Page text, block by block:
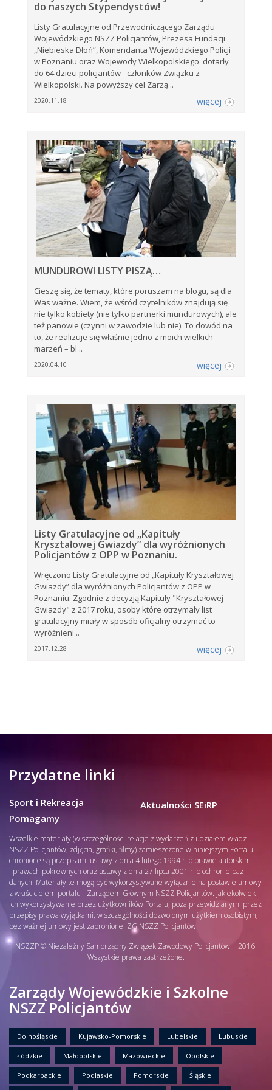
do naszych Stypendystów!
Listy Gratulacyjne od Przewodniczącego Zarządu
Wojewódzkiego NSZZ Policjantów, Prezesa Fundacji
„Niebieska Dłoń”, Komendanta Wojewódzkiego Policji
w Poznaniu oraz Wojewody Wielkopolskiego dotarły
do 64 dzieci policjantów - członków Związku z
Wielkopolski. Na powyższy cel Zarzą ..
2020.11.18 więcej
MUNDUROWI LISTY PISZĄ…
Cieszę się, że tematy, które poruszam na blogu, są dla
Was ważne. Wiem, że wśród czytelników znajdują się
nie tylko kobiety (nie tylko partnerki mundurowych), ale
też panowie (czynni w zawodzie lub nie). To dowód na
to, że realizuje się właśnie jedno z moich wielkich
marzeń – bl ..
2020.04.10 więcej
Listy Gratulacyjne od „Kapituły
Kryształowej Gwiazdy” dla wyróżnionych
Policjantów z OPP w Poznaniu.
Wręczono Listy Gratulacyjne od „Kapituły Kryształowej
Gwiazdy” dla wyróżnionych Policjantów z OPP w
Poznaniu. Zgodnie z decyzją Kapituły "Kryształowej
Gwiazdy" z 2017 roku, osoby które otrzymały list
gratulacyjny miały w sposób oficjalny otrzymać to
wyróżnieni ..
2017.12.28 więcej
Przydatne linki
Sport i Rekreacja
Pomagamy
Aktualności SEiRP
Wszelkie materiały (w szczególności relacje z wydarzeń z udziałem władz
NSZZ Policjantów, zdjęcia, grafiki, filmy) zamieszczone w niniejszym Portalu
chronione są przepisami ustawy z dnia 4 lutego 1994 r. o prawie autorskim
i prawach pokrewnych oraz ustawy z dnia 27 lipca 2001 r. o ochronie baz
danych. Materiały te mogą być wykorzystywane wyłącznie na postawie umowy
z właścicielem portalu - Zarządem Głównym NSZZ Policjantów. Jakiekolwiek
ich wykorzystywanie przez użytkowników Portalu, poza przewidzianymi przez
przepisy prawa wyjątkami, w szczególności dozwolonym użytkiem osobistym,
bez ważnej umowy jest zabronione. ZG NSZZ Policjantów
NSZZP © Niezależny Samorządny Związek Zawodowy Policjantów | 2016.
Wszystkie prawa zastrzeżone.
Zarządy Wojewódzkie i Szkolne
NSZZ Policjantów
Dolnośląskie Kujawsko-Pomorskie Lubelskie Lubuskie
Łódzkie Małopolskie Mazowieckie Opolskie
Podkarpackie Podlaskie Pomorskie Śląskie